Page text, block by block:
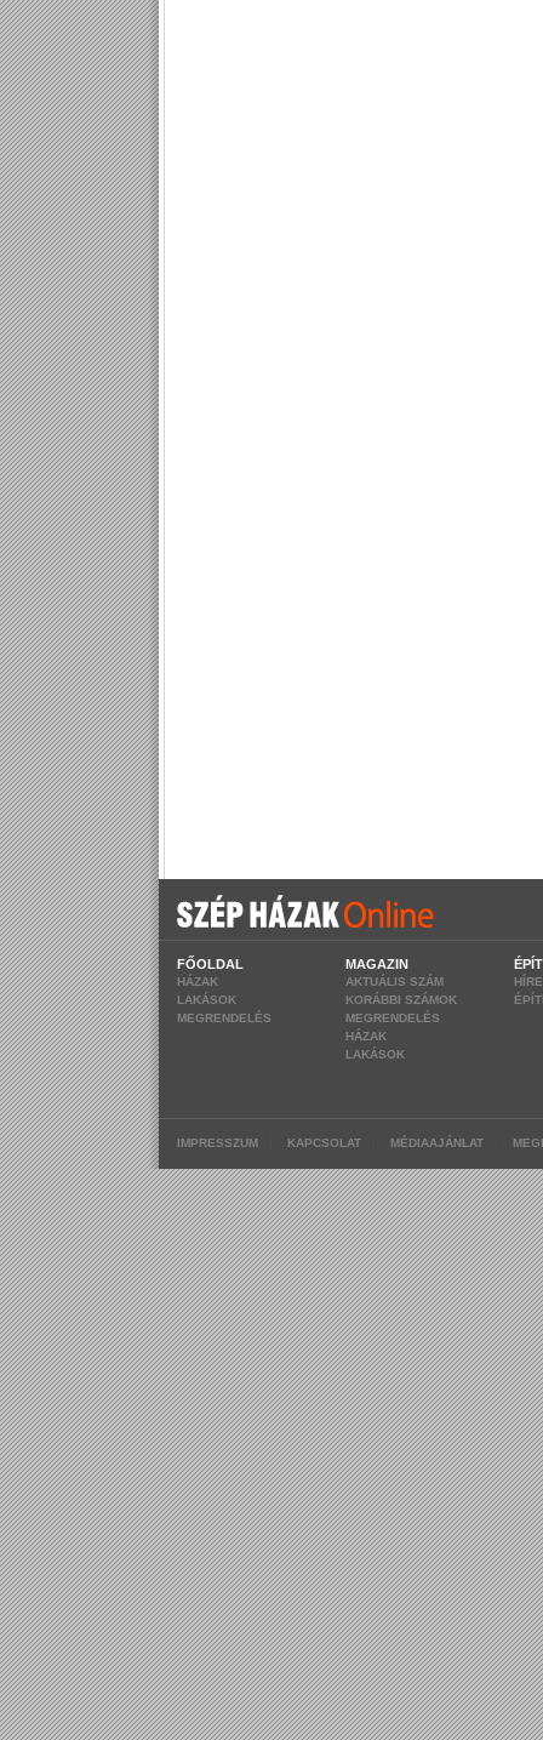
FŐOLDAL
HÁZAK
LAKÁSOK
MEGRENDELÉS
MAGAZIN
AKTUÁLIS SZÁM
KORÁBBI SZÁMOK
MEGRENDELÉS
HÁZAK
LAKÁSOK
IMPRESSZUM KAPCSOLAT MÉDIAAJÁNLAT